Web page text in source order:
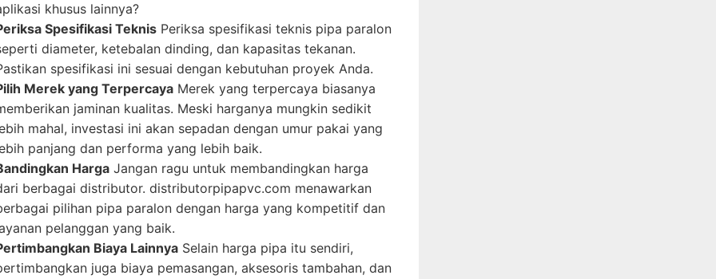
khusus lainnya?
Spesifikasi Teknis Periksa spesifikasi teknis pipa paralon
diameter, ketebalan dinding, dan kapasitas tekanan.
spesifikasi ini sesuai dengan kebutuhan proyek Anda.
Merek yang Terpercaya Merek yang terpercaya biasanya
jaminan kualitas. Meski harganya mungkin sedikit
mahal, investasi ini akan sepadan dengan umur pakai yang
panjang dan performa yang lebih baik.
Harga Jangan ragu untuk membandingkan harga
berbagai distributor. distributorpipapvc.com menawarkan
pilihan pipa paralon dengan harga yang kompetitif dan
pelanggan yang baik.
Biaya Lainnya Selain harga pipa itu sendiri,
juga biaya pemasangan, aksesoris tambahan, dan